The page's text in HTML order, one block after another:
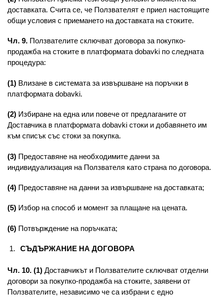
доставката. Счита се, че Ползвателят е приел настоящите
общи условия с приемането на доставката на стоките.
Чл. 9. Ползвателите сключват договора за покупко-
продажба на стоките в платформата dobavki по следната
процедура:
(1) Влизане в системата за извършване на поръчки в
платформата dobavki.
(2) Избиране на една или повече от предлаганите от
Доставчика в платформата dobavki стоки и добавянето им
към списък със стоки за покупка.
(3) Предоставяне на необходимите данни за
индивидуализация на Ползвателя като страна по договора.
(4) Предоставяне на данни за извършване на доставката;
(5) Избор на способ и момент за плащане на цената.
(6) Потвърждение на поръчката;
СЪДЪРЖАНИЕ НА ДОГОВОРА
Чл. 10. (1) Доставчикът и Ползвателите сключват отделни
договори за покупко-продажба на стоките, заявени от
Ползвателите, независимо че са избрани с едно